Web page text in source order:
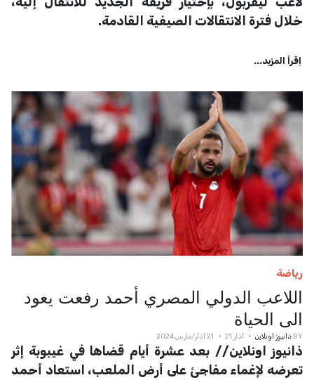
خلال فترة الانتقالات الصيفية القادمة.
اِقرأ المزيد...
رياضة
اللاعب الدولي المصري أحمد رفعت يعود
الى الحياة
BY ذانيوز اونلاين آذار 21 21 آذار/مارس 2024
ذانيوز اونلاين// بعد عشرة أيام قضاها في غيبوبة إثر
تعرضه لإغماء مفاجئ على أرض الملعب، استعاد أحمد